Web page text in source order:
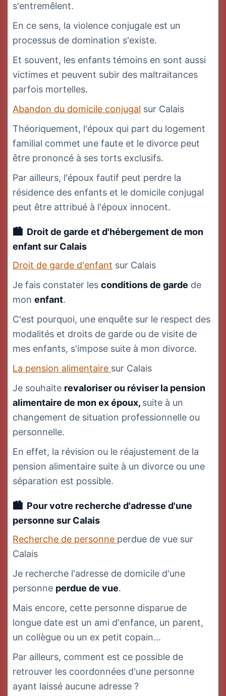
s'entremêlent.
En ce sens, la violence conjugale est un
processus de domination s'existe.
Et souvent, les enfants témoins en sont aussi
victimes et peuvent subir des maltraitances
parfois mortelles.
Abandon du domicile conjugal sur Calais
Théoriquement, l'époux qui part du logement
familial commet une faute et le divorce peut
être prononcé à ses torts exclusifs.
Par ailleurs, l'époux fautif peut perdre la
résidence des enfants et le domicile conjugal
peut être attribué à l'époux innocent.
Droit de garde et d'hébergementde mon
enfantsur Calais
Droit de garde d'enfant sur Calais
Je fais constater les conditions de garde de
mon enfant.
C'est pourquoi, une enquête sur le respect des
modalités et droits de garde ou de visite de
mes enfants, s'impose suite à mon divorce.
La pension alimentaire sur Calais
Je souhaite revaloriser ou réviser la pension
alimentaire de mon ex époux, suite à un
changement de situation professionnelle ou
personnelle.
En effet, la révision ou le réajustement de la
pension alimentaire suite à un divorce ou une
séparation est possible.
Pour votre recherche d'adresse d'une
personne sur Calais
Recherche de personne perdue de vue sur
Calais
Je recherche l'adresse de domicile d'une
personne perdue de vue.
Mais encore, cette personne disparue de
longue date est un ami d'enfance, un parent,
un collègue ou un ex petit copain...
Par ailleurs, comment est ce possible de
retrouver les coordonnées d'une personne
ayant laissé aucune adresse ?